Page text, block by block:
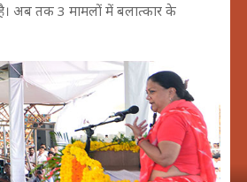
अब तक 3 मामलों में बलात्कार के